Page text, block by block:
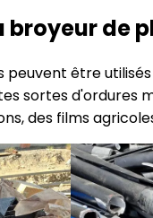
broyeur de
peuvent être
sortes d'ordures
des films